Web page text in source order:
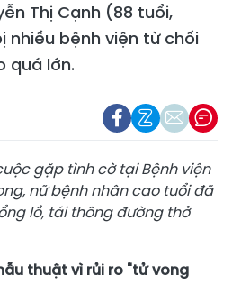
Thị Cạnh (88 tuổi,
nhiều bệnh viện từ chối
quá lớn.
uộc gặp tình cờ tại Bệnh viện
, nữ bệnh nhân cao tuổi đã
lồ, tái thôngđường thở
thuật vì rủi ro "tử vong